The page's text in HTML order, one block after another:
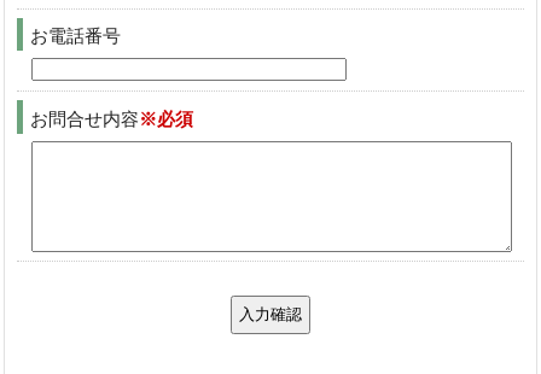
お電話番号
お問合せ内容※必須